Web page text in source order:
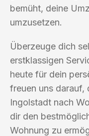
bemüht, deine
umzusetzen.
Überzeuge dich
erstklassigen
heute für dein
freuen uns darauf,
Ingolstadt nach
dir den
Wohnung zu